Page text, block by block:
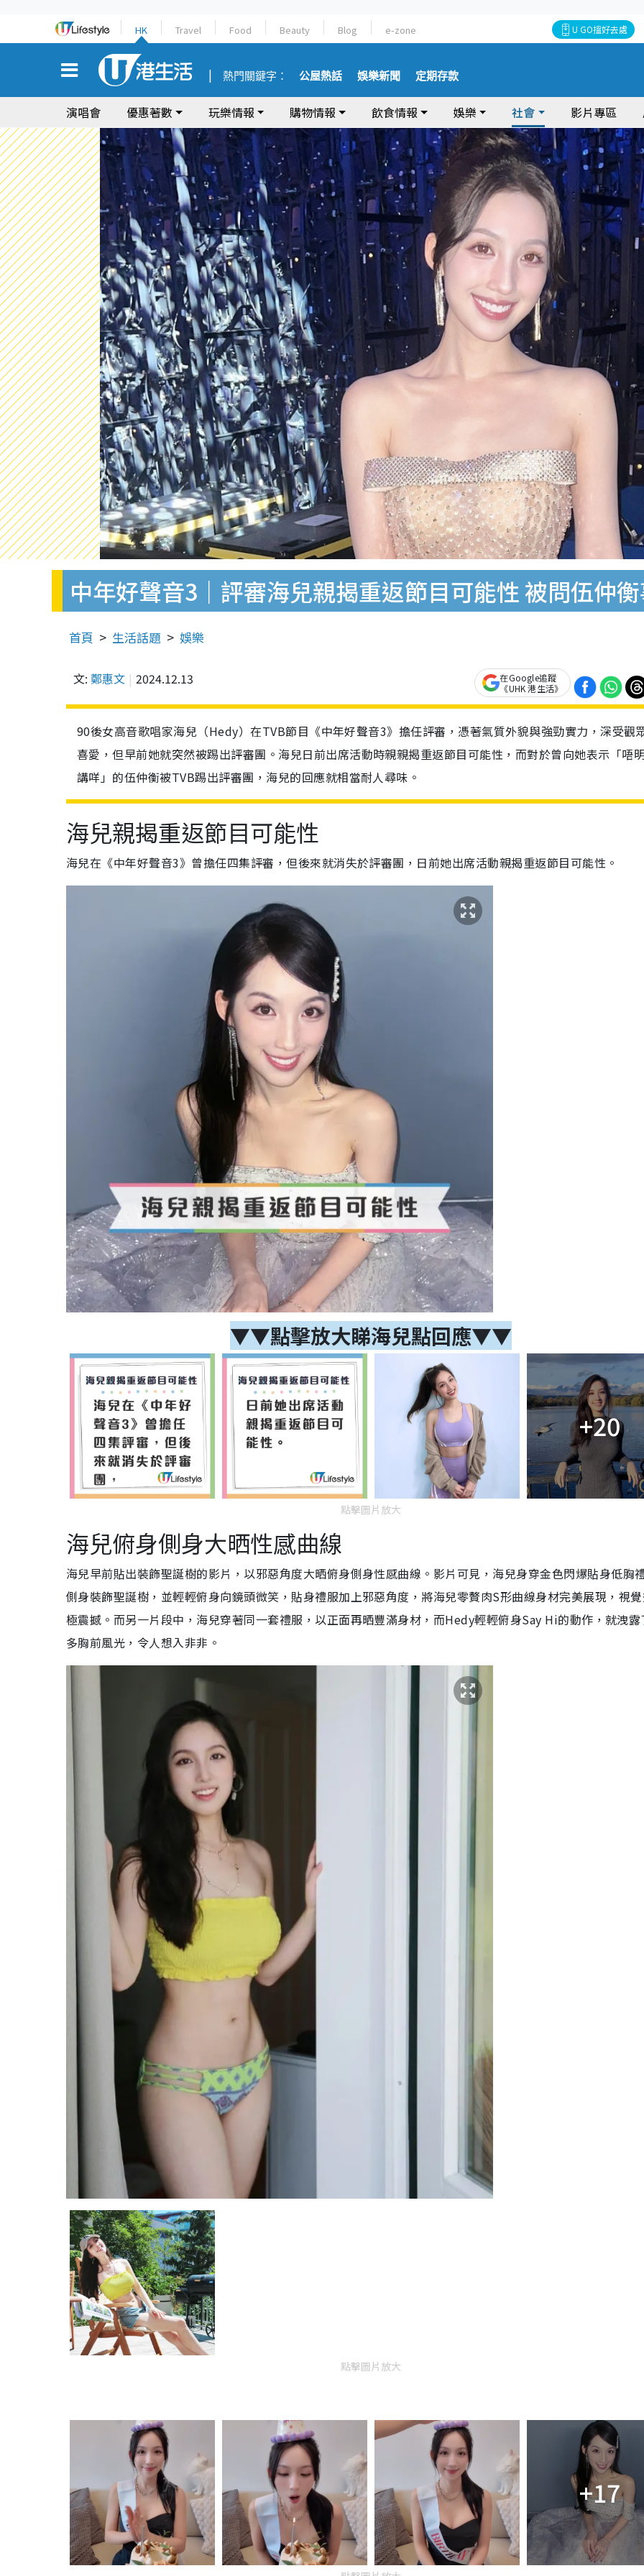
HK Travel Food Beauty Blog e-zone U GO搵好去處
熱門關鍵字： 公屋熱話 娛樂新聞 定期存款
演唱會 優惠著數 玩樂情報 購物情報 飲食情報 娛樂 社會 影片專區
中年好聲音3｜評審海兒親揭重返節目可能性 被問伍仲
首頁 生活話題 娛樂
文: 鄭惠文 2024.12.13
在Google追蹤
《UHK 港生活》
90後女高音歌唱家海兒（Hedy）在TVB節目《中年好聲音3》擔任評審，憑著氣質外貌與強勁實力，深受觀
喜愛，但早前她就突然被踢出評審團。海兒日前出席活動時親親揭重返節目可能性，而對於曾向她表示「唔
講咩」的伍仲衡被TVB踢出評審團，海兒的回應就相當耐人尋味。
海兒親揭重返節目可能性
海兒在《中年好聲音3》曾擔任四集評審，但後來就消失於評審團，日前她出席活動親揭重返節目可能性。
▼▼點擊放大睇海兒點回應▼▼
+20
點擊圖片放大
海兒俯身側身大晒性感曲線
海兒早前貼出裝飾聖誕樹的影片，以邪惡角度大晒俯身側身性感曲線。影片可見，海兒身穿金色閃爆貼身低胸
側身裝飾聖誕樹，並輕輕俯身向鏡頭微笑，貼身禮服加上邪惡角度，將海兒零贅肉S形曲線身材完美展現，視
極震撼。而另一片段中，海兒穿著同一套禮服，以正面再晒豐滿身材，而Hedy輕輕俯身Say Hi的動作，就洩露
多胸前風光，令人想入非非。
點擊圖片放大
+17